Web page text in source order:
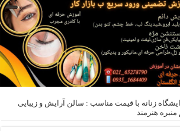
زنانه با قیمت مناسب : سالن آرایش و زیبایی